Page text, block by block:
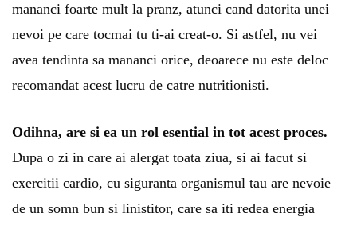
mananci foarte mult la pranz, atunci cand datorita unei
nevoi pe care tocmai tu ti-ai creat-o. Si astfel, nu vei
avea tendinta sa mananci orice, deoarece nu este deloc
recomandat acest lucru de catre nutritionisti.
Odihna, are si ea un rol esential in tot acest proces.
Dupa o zi in care ai alergat toata ziua, si ai facut si
exercitii cardio, cu siguranta organismul tau are nevoie
de un somn bun si linistitor, care sa iti redea energia